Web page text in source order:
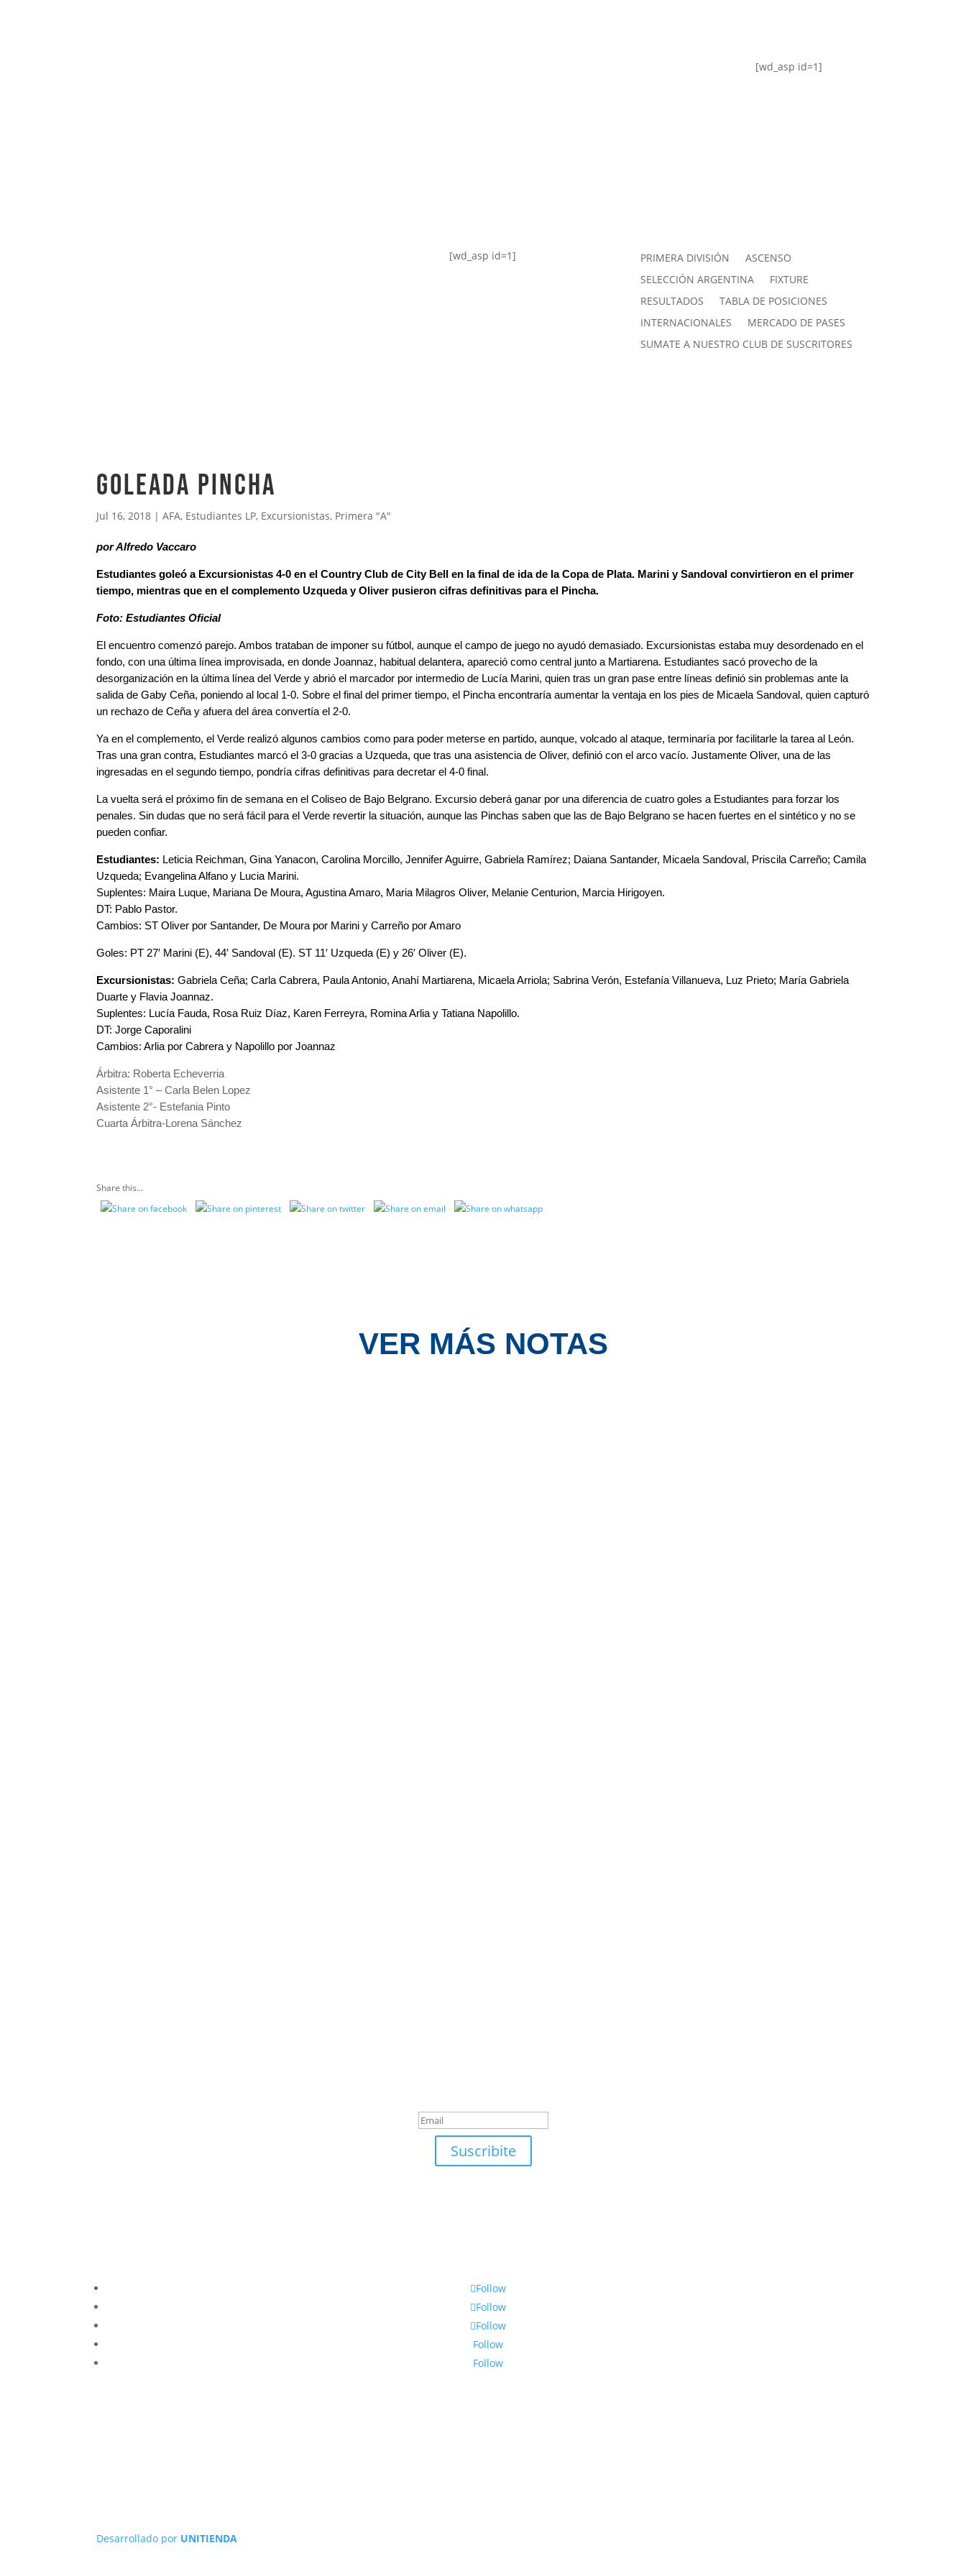
[wd_asp id=1]
[wd_asp id=1] PRIMERA DIVISIÓN
ASCENSO
SELECCIÓN ARGENTINA
FIXTURE
RESULTADOS
TABLA DE POSICIONES
INTERNACIONALES
MERCADO DE PASES
SUMATE A NUESTRO CLUB DE SUSCRITORES
Goleada Pincha
Jul 16, 2018 |AFA, Estudiantes LP, Excursionistas, Primera "A"
por Alfredo Vaccaro
Estudiantes goleó a Excursionistas 4-0 en el Country Club de City Bell en la final de ida de la Copa de Plata. Marini y Sandoval convirtieron en el primer
tiempo, mientras que en el complemento Uzqueda y Oliver pusieron cifras definitivas para el Pincha.
Foto: Estudiantes Oficial
El encuentro comenzó parejo. Ambos trataban de imponer su fútbol, aunque el campo de juego no ayudó demasiado. Excursionistas estaba muy desordenado en el
fondo, con una última línea improvisada, en donde Joannaz, habitual delantera, apareció como central junto a Martiarena. Estudiantes sacó provecho de la
desorganización en la última línea del Verde y abrió el marcador por intermedio de Lucía Marini, quien tras un gran pase entre líneas definió sin problemas ante la
salida de Gaby Ceña, poniendo al local 1-0. Sobre el final del primer tiempo, el Pincha encontraría aumentar la ventaja en los pies de Micaela Sandoval, quien capturó
un rechazo de Ceña y afuera del área convertía el 2-0.
Ya en el complemento, el Verde realizó algunos cambios como para poder meterse en partido, aunque, volcado al ataque, terminaría por facilitarle la tarea al León.
Tras una gran contra, Estudiantes marcó el 3-0 gracias a Uzqueda, que tras una asistencia de Oliver, definió con el arco vacío. Justamente Oliver, una de las
ingresadas en el segundo tiempo, pondría cifras definitivas para decretar el 4-0 final.
La vuelta será el próximo fin de semana en el Coliseo de Bajo Belgrano. Excursio deberá ganar por una diferencia de cuatro goles a Estudiantes para forzar los
penales. Sin dudas que no será fácil para el Verde revertir la situación, aunque las Pinchas saben que las de Bajo Belgrano se hacen fuertes en el sintético y no se
pueden confiar.
Estudiantes: Leticia Reichman, Gina Yanacon, Carolina Morcillo, Jennifer Aguirre, Gabriela Ramírez; Daiana Santander, Micaela Sandoval, Priscila Carreño; Camila
Uzqueda; Evangelina Alfano y Lucia Marini.
Suplentes: Maira Luque, Mariana De Moura, Agustina Amaro, Maria Milagros Oliver, Melanie Centurion, Marcia Hirigoyen.
DT: Pablo Pastor.
Cambios: ST Oliver por Santander, De Moura por Marini y Carreño por Amaro
Goles: PT 27′ Marini (E), 44′ Sandoval (E). ST 11′ Uzqueda (E) y 26′ Oliver (E).
Excursionistas: Gabriela Ceña; Carla Cabrera, Paula Antonio, Anahí Martiarena, Micaela Arriola; Sabrina Verón, Estefanía Villanueva, Luz Prieto; María Gabriela
Duarte y Flavia Joannaz.
Suplentes: Lucía Fauda, Rosa Ruiz Díaz, Karen Ferreyra, Romina Arlia y Tatiana Napolillo.
DT: Jorge Caporalini
Cambios: Arlia por Cabrera y Napolillo por Joannaz
Árbitra: Roberta Echeverria
Asistente 1° – Carla Belen Lopez
Asistente 2°- Estefania Pinto
Cuarta Árbitra-Lorena Sánchez
Share this...
VER MÁS NOTAS
Suscribite
Follow
Follow
Follow
Follow
Follow
Desarrollado por UNITIENDA